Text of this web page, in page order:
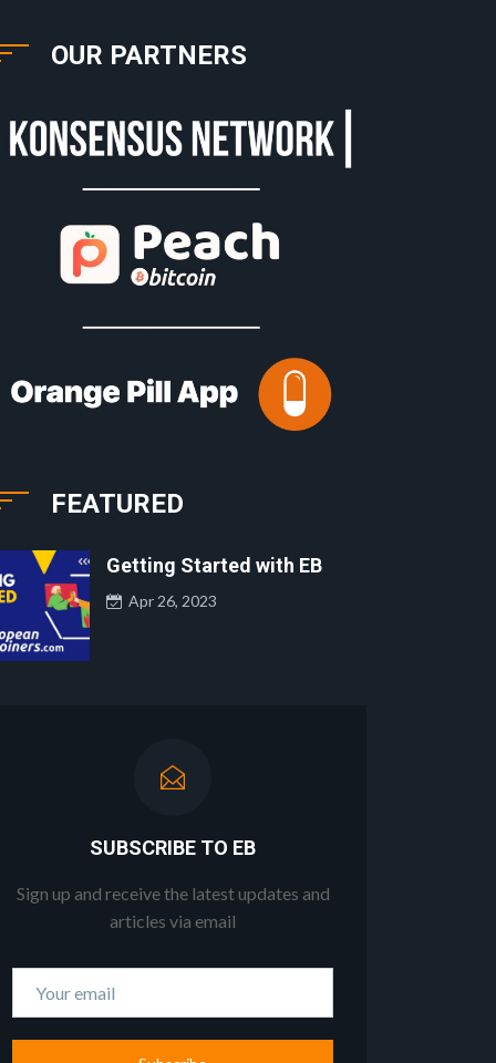
OUR PARTNERS
FEATURED
Getting Started with EB
Apr 26, 2023
SUBSCRIBE TO EB
Sign up and receive the latest updates and
articles via email